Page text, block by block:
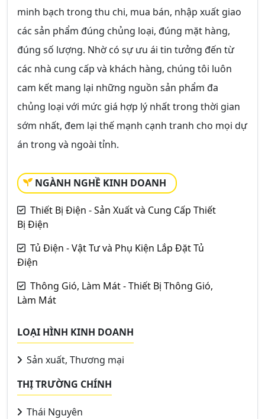
minh bạch trong thu chi, mua bán, nhập xuất giao
các sản phẩm đúng chủng loại, đúng mặt hàng,
đúng số lượng. Nhờ có sự ưu ái tin tưởng đến từ
các nhà cung cấp và khách hàng, chúng tôi luôn
cam kết mang lại những nguồn sản phẩm đa
chủng loại với mức giá hợp lý nhất trong thời gian
sớm nhất, đem lại thế mạnh cạnh tranh cho mọi dự
án trong và ngoài tỉnh.
NGÀNH NGHỀ KINH DOANH
Thiết Bị Điện - Sản Xuất và Cung Cấp Thiết
Bị Điện
Tủ Điện - Vật Tư và Phụ Kiện Lắp Đặt Tủ
Điện
Thông Gió, Làm Mát - Thiết Bị Thông Gió,
Làm Mát
LOẠI HÌNH KINH DOANH
Sản xuất, Thương mại
THỊ TRƯỜNG CHÍNH
Thái Nguyên